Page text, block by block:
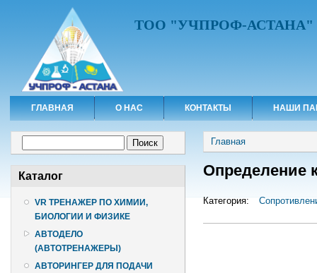
ТОО "УЧПРОФ-АСТАНА"
ГЛАВНАЯ О НАС КОНТАКТЫ НАШИ
Каталог
VR ТРЕНАЖЕР ПО ХИМИИ,
БИОЛОГИИ И ФИЗИКЕ
АВТОДЕЛО
(АВТОТРЕНАЖЕРЫ)
АВТОРИНГЕР ДЛЯ ПОДАЧИ
Вы здесь
Главная
Определение
Категория: